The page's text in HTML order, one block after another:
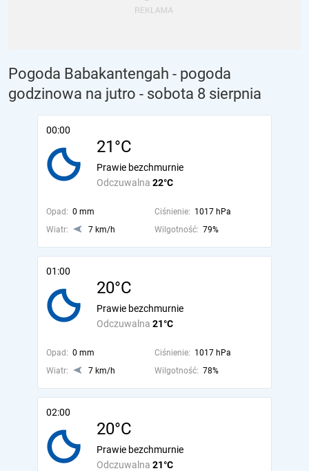
Pogoda Babakantengah - pogoda
godzinowa na jutro - sobota 8 sierpnia
00:00
21°C
Odczuwalna 22°C
Prawie bezchmurnie
Opad: 0 mm Ciśnienie: 1017 hPa
Wiatr:
7 km/h Wilgotność: 79%
01:00
20°C
Odczuwalna 21°C
Prawie bezchmurnie
Opad: 0 mm Ciśnienie: 1017 hPa
Wiatr:
7 km/h Wilgotność: 78%
02:00
20°C
Odczuwalna 21°C
Prawie bezchmurnie